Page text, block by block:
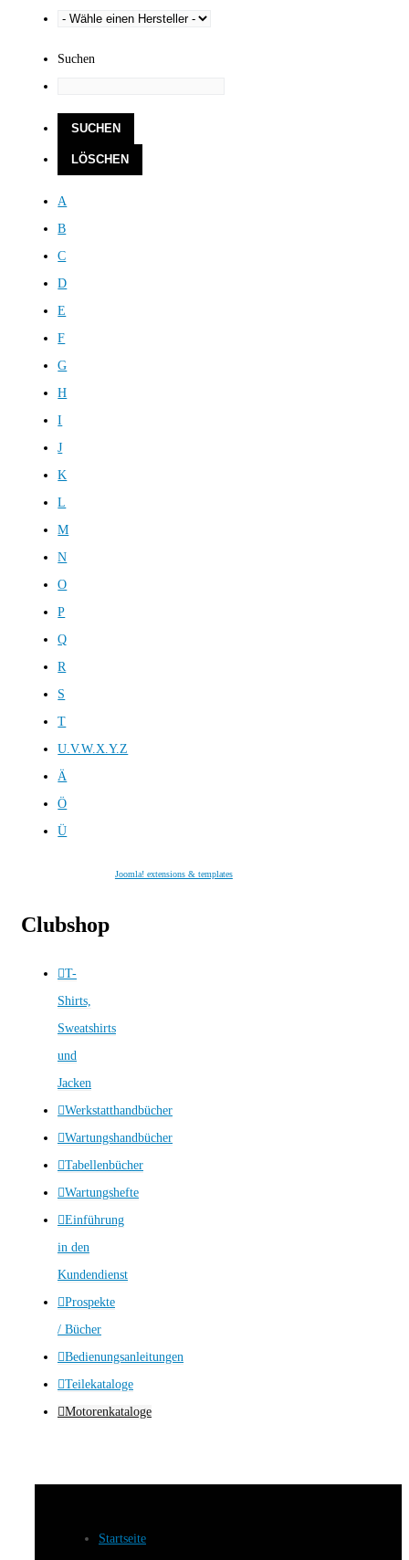
Suchen
A
B
C
D
E
F
G
H
I
J
K
L
M
N
O
P
Q
R
S
T
U.V.W.X.Y.Z
Ä
Ö
Ü
Joomla! extensions & templates
Clubshop
T-
Shirts,
Sweatshirts
und
Jacken
Werkstatthandbücher
Wartungshandbücher
Tabellenbücher
Wartungshefte
Einführung
in den
Kundendienst
Prospekte
/ Bücher
Bedienungsanleitungen
Teilekataloge
Motorenkataloge
Startseite